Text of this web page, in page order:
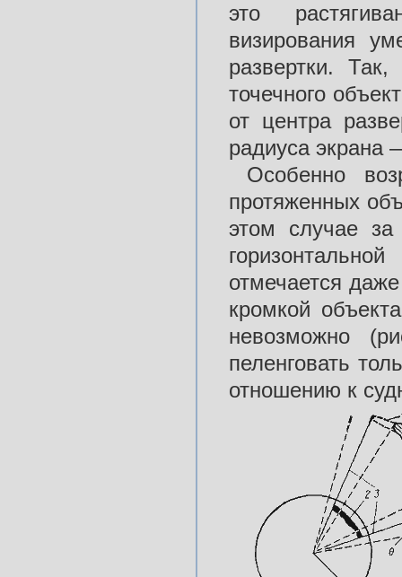
это
визирования
развертки.
точечного
от центра
радиуса экрана
Особенно
протяженных
этом случае
отмечается
кромкой
невозможно
пеленговать
отношению к